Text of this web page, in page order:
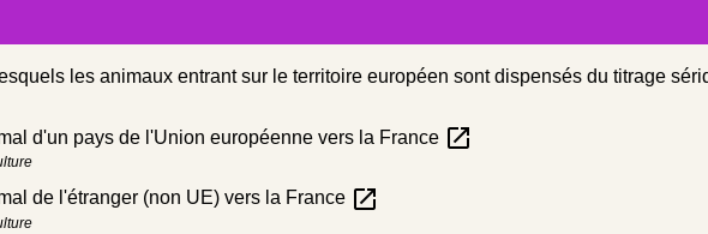
les animaux entrant sur le territoire européen sont dispensés du titrage
d'un pays de l'Union européenne vers la France open_in_new
de l'étranger (non UE) vers la France open_in_new